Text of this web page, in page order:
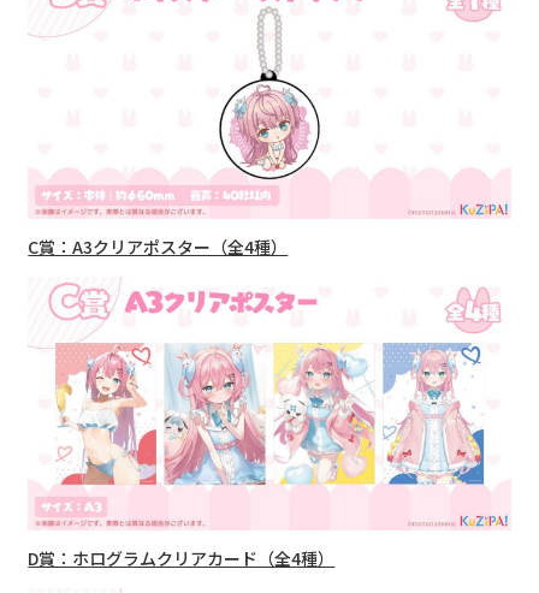
C賞：A3クリアポスター（全4種）
D賞：ホログラムクリアカード（全4種）